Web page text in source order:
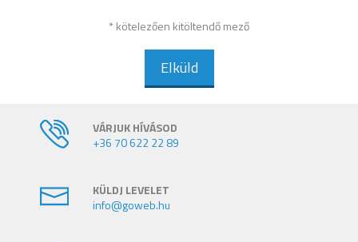
* kötelezően kitöltendő mező
Elküld
VÁRJUK HÍVÁSOD
+36 70 622 22 89
KÜLDJ LEVELET
info@goweb.hu